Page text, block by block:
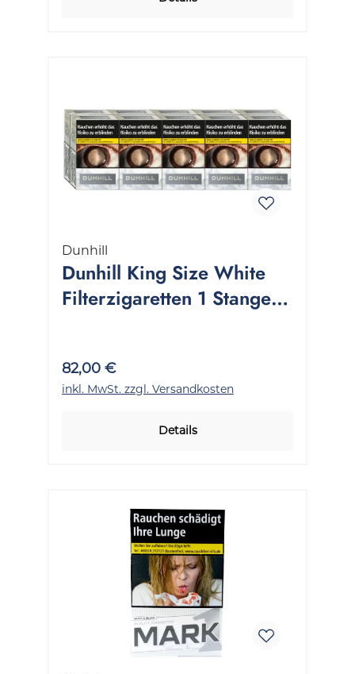
Dunhill
Dunhill King Size White
Filterzigaretten 1 Stange
82,00 €
inkl. MwSt. zzgl. Versandkosten
Details